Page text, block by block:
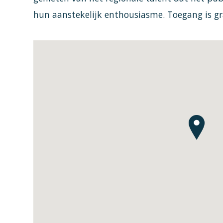
hun aanstekelijk enthousiasme. Toegang is